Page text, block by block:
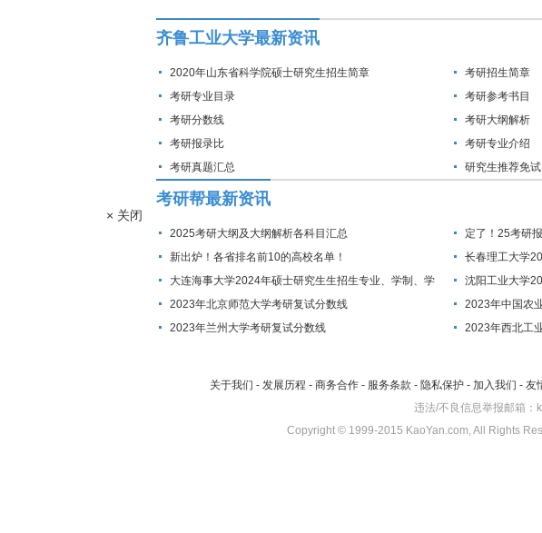
齐鲁工业大学最新资讯
2020年山东省科学院硕士研究生招生简章
考研招生简章
考研专业目录
考研参考书目
考研分数线
考研大纲解析
考研报录比
考研专业介绍
考研真题汇总
研究生推荐免试
考研帮最新资讯
2025考研大纲及大纲解析各科目汇总
定了！25考研
新出炉！各省排名前10的高校名单！
长春理工大学
大连海事大学2024年硕士研究生生招生专业、学制、学
费标准及拟招生人数
沈阳工业大学
2023年北京师范大学考研复试分数线
2023年中国农
2023年兰州大学考研复试分数线
2023年西北工
关于我们 - 发展历程 - 商务合作 - 服务条款 - 隐私保护 - 加入我们 - 友
违法/不良信息举报邮箱
Copyright © 1999-2015 KaoYan.com, All Rights
× 关闭